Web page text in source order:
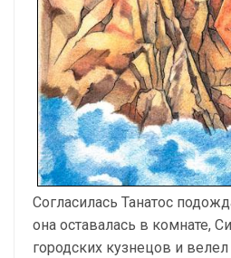
Согласилась Танатос
она оставалась в комнате,
городских кузнецов и